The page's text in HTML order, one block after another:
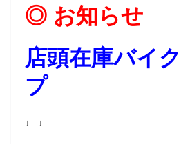
◎ お知らせ
店頭在庫バイ
プ
↓ ↓